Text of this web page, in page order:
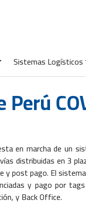
Sistemas Logísticos
en marcha de un
distribuidas en 3
post pago. El
y pago por
y Back Office.